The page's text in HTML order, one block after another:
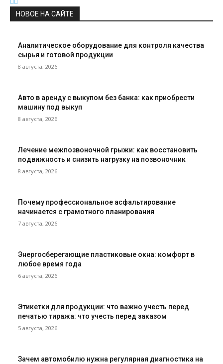
НОВОЕ НА САЙТЕ
Аналитическое оборудование для контроля качества
сырья и готовой продукции
8 августа, 2026
Авто в аренду с выкупом без банка: как приобрести
машину под выкуп
8 августа, 2026
Лечение межпозвоночной грыжи: как восстановить
подвижность и снизить нагрузку на позвоночник
8 августа, 2026
Почему профессиональное асфальтирование
начинается с грамотного планирования
7 августа, 2026
Энергосберегающие пластиковые окна: комфорт в
любое время года
6 августа, 2026
Этикетки для продукции: что важно учесть перед
печатью тиража: что учесть перед заказом
5 августа, 2026
Зачем автомобилю нужна регулярная диагностика на